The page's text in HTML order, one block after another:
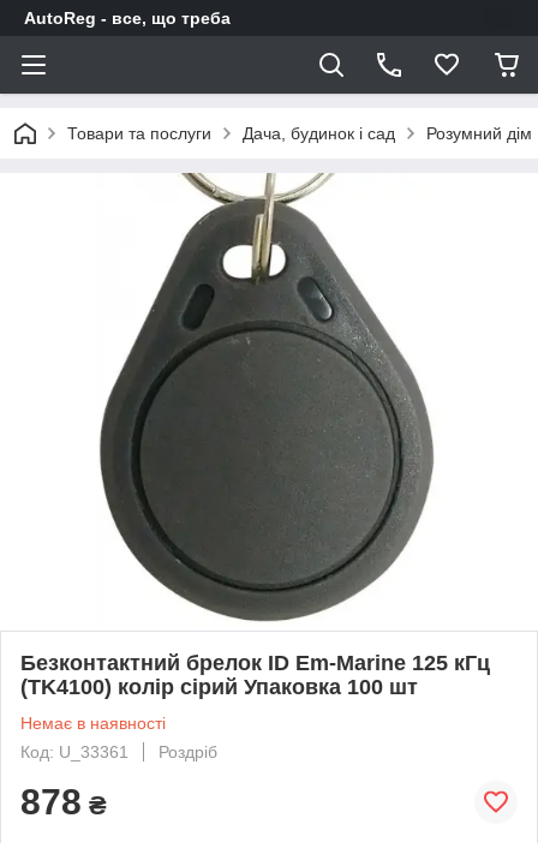
AutoReg - все, що треба
Товари та послуги Дача, будинок і сад Розумний дім
Безконтактний брелок ID Em-Marine 125 кГц
(TK4100) колір сірий Упаковка 100 шт
Немає в наявності
Код: U_33361
Роздріб
878 ₴